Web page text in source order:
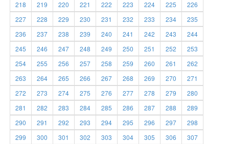
218
219 220 221 222 223 224 225
226
227
228 229 230 231 232 233 234
235
236
237 238 239 240 241 242 243
244
245
246 247 248 249 250 251 252
253
254
255 256 257 258 259 260 261
262
263
264 265 266 267 268 269 270
271
272
273 274 275 276 277 278 279
280
281
282 283 284 285 286 287 288
289
290
291 292 293 294 295 296 297
298
299
300 301 302 303 304 305 306
307